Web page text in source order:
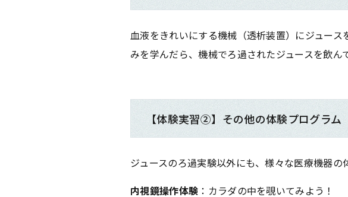
血液をきれいにする機械（透析装置）にジュー
みを学んだら、機械でろ過されたジュースを飲
【体験実習②】その他の体験プログラム
ジュースのろ過実験以外にも、様々な医療機器の
内視鏡操作体験 ：カラダの中を覗いてみよう！